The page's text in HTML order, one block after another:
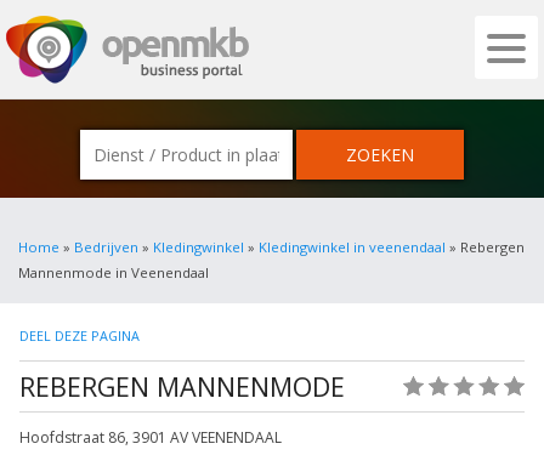
OPENMKB - DE ZAKELIJKE PORTAL
Home » Bedrijven » Kledingwinkel » Kledingwinkel in veenendaal » Rebergen
Mannenmode in Veenendaal
DEEL DEZE PAGINA
REBERGEN MANNENMODE
Hoofdstraat 86, 3901 AVVEENENDAAL